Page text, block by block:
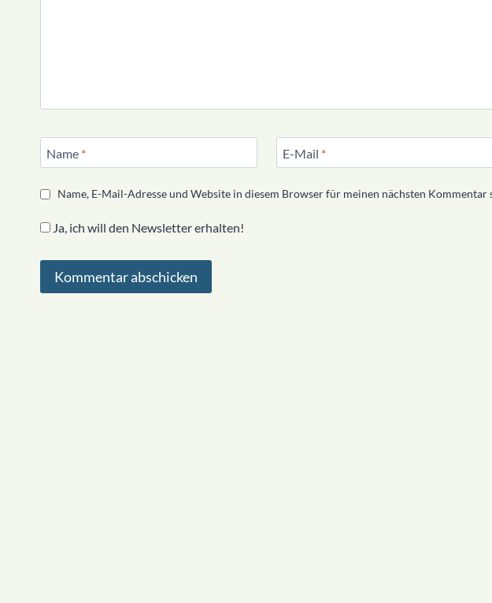
Name * E-Mail *
Name, E-Mail-Adresse und Website in diesem Browser für meinen nächsten Kommentar
Ja, ich will den Newsletter erhalten!